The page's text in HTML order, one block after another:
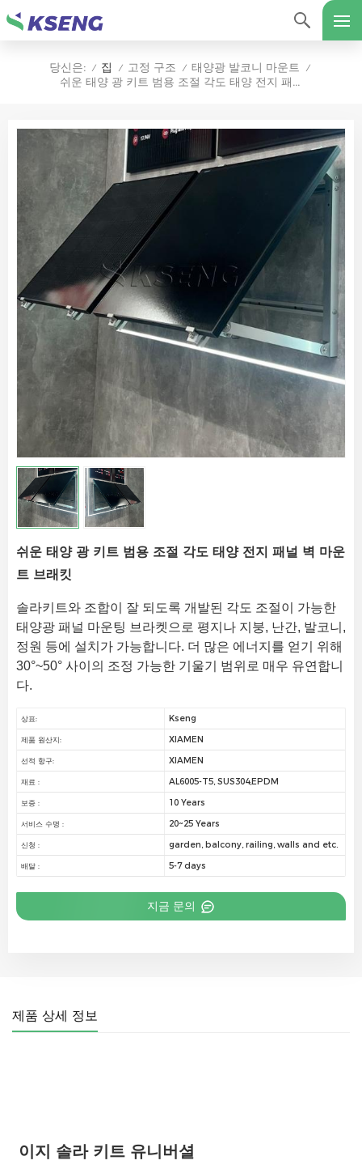
당신은: / 집 / 고정 구조 / 태양광 발코니 마운트 /
쉬운 태양 광 키트 범용 조절 각도 태양 전지 패널 벽 마운트 브래킷
쉬운 태양 광 키트 범용 조절 각도 태양 전지 패널 벽 마운
트 브래킷
솔라키트와 조합이 잘 되도록 개발된 각도 조절이 가능한
태양광 패널 마운팅 브라켓으로 평지나 지붕, 난간, 발코니,
정원 등에 설치가 가능합니다. 더 많은 에너지를 얻기 위해
30°~50° 사이의 조정 가능한 기울기 범위로 매우 유연합니
다.
상표: Kseng
제품 원산지: XIAMEN
선적 항구: XIAMEN
재료 : AL6005-T5, SUS304,EPDM
보증 : 10 Years
서비스 수명 : 20~25 Years
신청 : garden, balcony, railing, walls and etc.
배달 : 5-7 days
지금 문의
제품 상세 정보
이지 솔라 키트 유니버셜